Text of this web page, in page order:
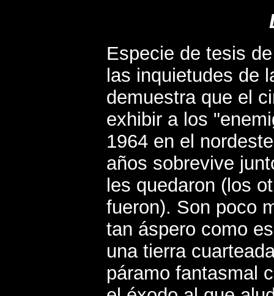
Especie de tesis
las inquietudes de
demuestra que el
exhibir a los
1964 en el
años sobrevive
les quedaron (los
fueron). Son poco
tan áspero como
una tierra
páramo fantasmal